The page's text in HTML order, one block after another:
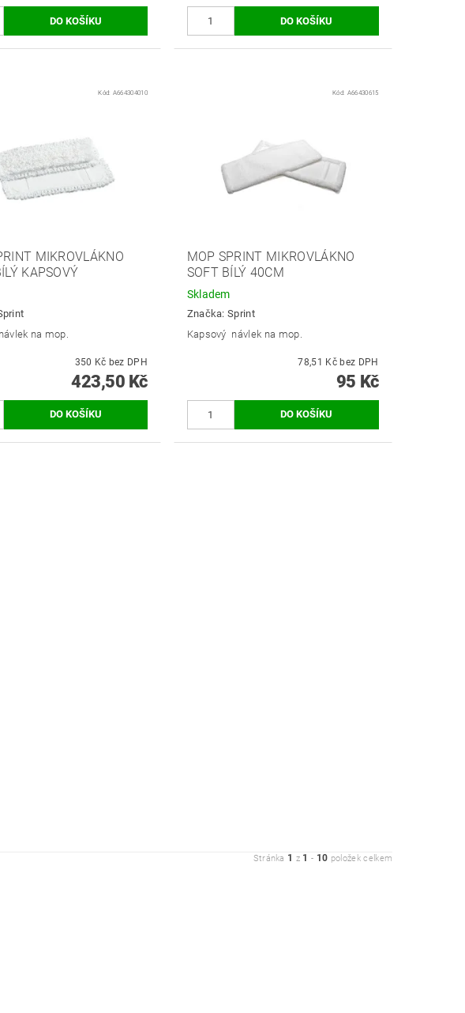
Kód: A664304010
MIKROVLÁKNO
KAPSOVÝ
na mop.
350 Kč bez DPH
423,50 Kč
Kód: A66430615
MOP SPRINT MIKROVLÁKNO
SOFT BÍLÝ 40CM
Skladem
Značka:Sprint
Kapsový návlek na mop.
78,51 Kč bez DPH
95 Kč
Stránka 1 z 1 - 10 položek celkem